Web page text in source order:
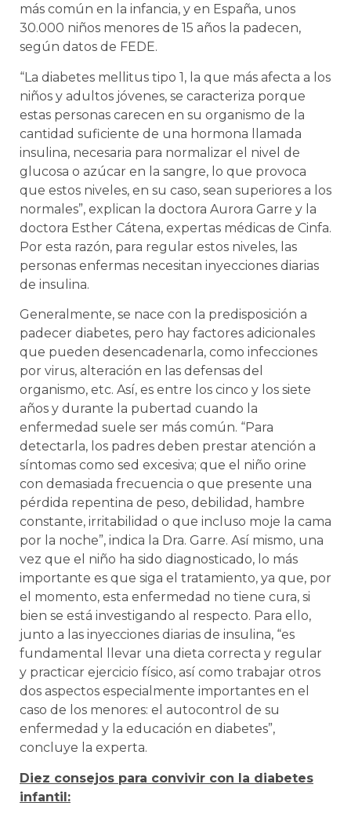
más común en la infancia, y en España, unos
30.000 niños menores de 15 años la padecen,
según datos de FEDE.
“La diabetes mellitus tipo 1, la que más afecta a los
niños y adultos jóvenes, se caracteriza porque
estas personas carecen en su organismo de la
cantidad suficiente de una hormona llamada
insulina, necesaria para normalizar el nivel de
glucosa o azúcar en la sangre, lo que provoca
que estos niveles, en su caso, sean superiores a los
normales”, explican la doctora Aurora Garre y la
doctora Esther Cátena, expertas médicas de Cinfa.
Por esta razón, para regular estos niveles, las
personas enfermas necesitan inyecciones diarias
de insulina.
Generalmente, se nace con la predisposición a
padecer diabetes, pero hay factores adicionales
que pueden desencadenarla, como infecciones
por virus, alteración en las defensas del
organismo, etc. Así, es entre los cinco y los siete
años y durante la pubertad cuando la
enfermedad suele ser más común. “Para
detectarla, los padres deben prestar atención a
síntomas como sed excesiva; que el niño orine
con demasiada frecuencia o que presente una
pérdida repentina de peso, debilidad, hambre
constante, irritabilidad o que incluso moje la cama
por la noche”, indica la Dra. Garre. Así mismo, una
vez que el niño ha sido diagnosticado, lo más
importante es que siga el tratamiento, ya que, por
el momento, esta enfermedad no tiene cura, si
bien se está investigando al respecto. Para ello,
junto a las inyecciones diarias de insulina, “es
fundamental llevar una dieta correcta y regular
y practicar ejercicio físico, así como trabajar otros
dos aspectos especialmente importantes en el
caso de los menores: el autocontrol de su
enfermedad y la educación en diabetes”,
concluye la experta.
Diez consejos para convivir con la diabetes
infantil: